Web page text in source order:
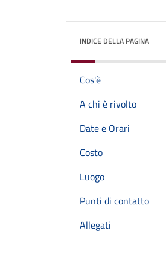
INDICE DELLA PAGINA
Cos'è
A chi è rivolto
Date e Orari
Costo
Luogo
Punti di contatto
Allegati